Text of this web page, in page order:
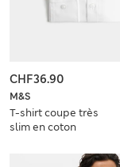
M&S
T-shirt coupe très
slim en coton
CHF36.90